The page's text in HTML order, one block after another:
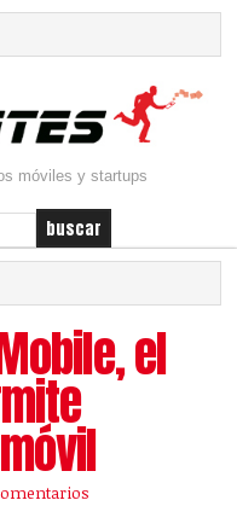
móviles y startups
el